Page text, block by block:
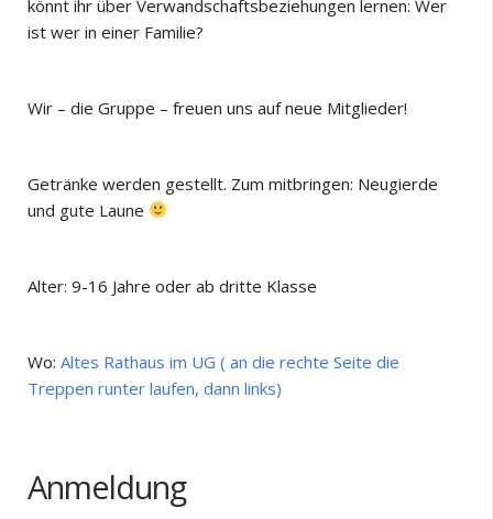
könnt ihr über Verwandschaftsbeziehungen lernen: Wer
ist wer in einer Familie?
Wir – die Gruppe – freuen uns auf neue Mitglieder!
Getränke werden gestellt. Zum mitbringen: Neugierde
und gute Laune
Alter: 9-16 Jahre oder ab dritte Klasse
Wo: Altes Rathaus im UG ( an die rechte Seite die
Treppen runter laufen, dann links)
Anmeldung